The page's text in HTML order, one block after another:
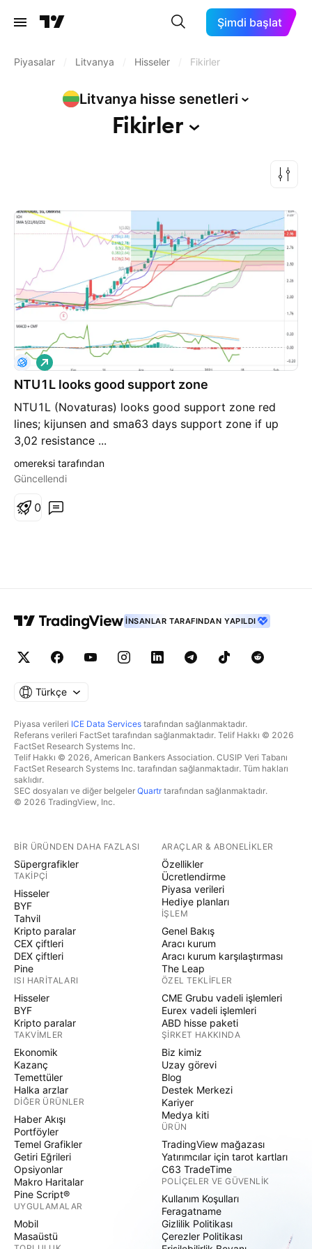
Şimdi başlat
Piyasalar Litvanya Hisseler Fikirler
Litvanya hisse senetleri
Fikirler
NTU1L looks good support zone
NTU1L (Novaturas) looks good support zone red
lines; kijunsen and sma63 days support zone if up
3,02 resistance ...
A
l
omereksi tarafından
Güncellendi
0
İNSANLAR TARAFINDAN YAPILDI
Türkçe
Piyasa verileri ICE Data Services tarafından sağlanmaktadır.
Referans verileri FactSet tarafından sağlanmaktadır. Telif Hakkı © 2026
FactSet Research Systems Inc.
Telif Hakkı © 2026, American Bankers Association. CUSIP Veri Tabanı
FactSet Research Systems Inc. tarafından sağlanmaktadır. Tüm hakları
saklıdır.
SEC dosyaları ve diğer belgeler Quartrtarafından sağlanmaktadır.
© 2026 TradingView, Inc.
BIR ÜRÜNDEN DAHA FAZLASI
Süpergrafikler
TAKIPÇI
Hisseler
BYF
Tahvil
Kripto paralar
CEX çiftleri
DEX çiftleri
Pine
ISI HARITALARI
Hisseler
BYF
Kripto paralar
TAKVIMLER
Ekonomik
Kazanç
Temettüler
Halka arzlar
DIĞER ÜRÜNLER
Haber Akışı
Portföyler
Temel Grafikler
Getiri Eğrileri
Opsiyonlar
Makro Haritalar
Pine Script®
UYGULAMALAR
Mobil
Masaüstü
ARAÇLAR & ABONELIKLER
Özellikler
Ücretlendirme
Piyasa verileri
Hediye planları
İŞLEM
Genel Bakış
Aracı kurum
Aracı kurum karşılaştırması
The Leap
ÖZEL TEKLIFLER
CME Grubu vadeli işlemleri
Eurex vadeli işlemleri
ABD hisse paketi
ŞIRKET HAKKINDA
Biz kimiz
Uzay görevi
Blog
Destek Merkezi
Kariyer
Medya kiti
ÜRÜN
TradingView mağazası
Yatırımcılar için tarot kartları
C63 TradeTime
POLIÇELER VE GÜVENLIK
Kullanım Koşulları
Feragatname
Gizlilik Politikası
Çerezler Politikası